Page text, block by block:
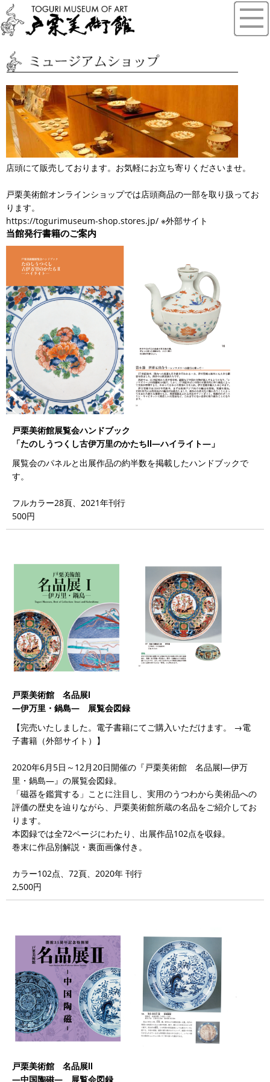
店頭にて販売しております。お気軽にお立ち寄りくださいませ。
戸栗美術館オンラインショップでは店頭商品の一部を取り扱ってお
ります。
https://togurimuseum-shop.stores.jp/ ※外部サイト
当館発行書籍のご案内
戸栗美術館展覧会ハンドブック
「たのしうつくし古伊万里のかたちⅡ―ハイライト―」
展覧会のパネルと出展作品の約半数を掲載したハンドブックで
す。
フルカラー28頁、2021年刊行
500円
戸栗美術館 名品展Ⅰ
―伊万里・鍋島― 展覧会図録
【完売いたしました。電子書籍にてご購入いただけます。 →電
子書籍（外部サイト）】
2020年6月5日～12月20日開催の『戸栗美術館 名品展Ⅰ―伊万
里・鍋島―』の展覧会図録。
「磁器を鑑賞する」ことに注目し、実用のうつわから美術品への
評価の歴史を辿りながら、戸栗美術館所蔵の名品をご紹介してお
ります。
本図録では全72ページにわたり、出展作品102点を収録。
巻末に作品別解説・裏面画像付き。
カラー102点、72頁、2020年 刊行
2,500円
戸栗美術館 名品展Ⅱ
―中国陶磁― 展覧会図録